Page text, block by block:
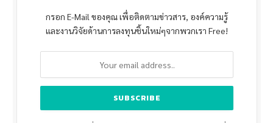
กรอก E-Mail ของคุณ เพื่อติดตามข่าวสาร, องค์ความรู้
และงานวิจัยด้านการลงทุนชิ้นใหม่ๆจากพวกเรา Free!